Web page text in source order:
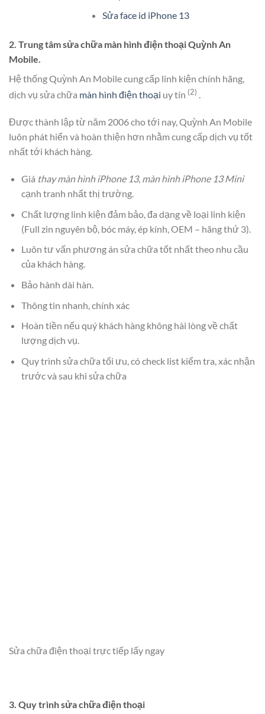
Sửa face id iPhone 13
2. Trung tâm sửa chữa màn hình điện thoại Quỳnh An
Mobile.
Hệ thống Quỳnh An Mobile cung cấp linh kiện chính hãng,
dịch vụ sửa chữa màn hình điện thoại uy tín (2) .
Được thành lập từ năm 2006 cho tới nay, Quỳnh An Mobile
luôn phát hiển và hoàn thiện hơn nhằm cung cấp dịch vụ tốt
nhất tới khách hàng.
Giá thay màn hình iPhone 13, màn hình iPhone 13 Mini
cạnh tranh nhất thị trường.
Chất lượng linh kiện đảm bảo, đa dạng về loại linh kiện
(Full zin nguyên bộ, bóc máy, ép kính, OEM – hãng thứ 3).
Luôn tư vấn phương án sửa chữa tốt nhất theo nhu cầu
của khách hàng.
Bảo hành dài hàn.
Thông tin nhanh, chính xác
Hoàn tiền nếu quý khách hàng không hài lòng về chất
lượng dịch vụ.
Quy trình sửa chữa tối ưu, có check list kiểm tra, xác nhận
trước và sau khi sửa chữa
Sửa chữa điện thoại trực tiếp lấy ngay
3. Quy trình sửa chữa điện thoại